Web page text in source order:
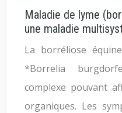
Maladie de lyme
une maladie
La borréliose
*Borrelia
complexe pouvant
organiques. Les